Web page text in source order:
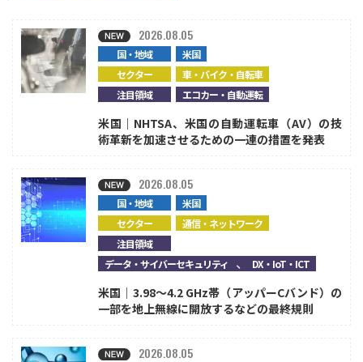
国・地域
米国
セクター
車・バイク・自転車
注目領域
エコカー・自動運転
2026.08.05
米国｜NHTSA、米国の自動運転車（AV）の技
術革新を加速させるための一連の措置を発表
国・地域
米国
セクター
通信・ネットワーク
注目領域
データ・サイバーセキュリティ 、DX・IoT・ICT
2026.08.05
米国｜3.98～4.2 GHz帯（アッパーCバンド）の
一部を地上無線に開放するなどの最終規則
2026.08.05